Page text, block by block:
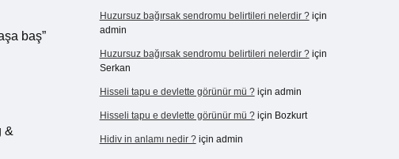
baş”
&
Huzursuz bağırsak sendromu belirtileri nelerdir ?için
admin
Huzursuz bağırsak sendromu belirtileri nelerdir ?için
Serkan
Hisseli tapu e devlette görünür mü ?için admin
Hisseli tapu e devlette görünür mü ?için Bozkurt
Hidiv in anlamı nedir ?için admin